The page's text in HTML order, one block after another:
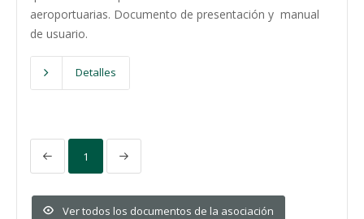
aeroportuarias. Documento de presentación y manual
de usuario.
Detalles
1
Ver todos los documentos de la asociación